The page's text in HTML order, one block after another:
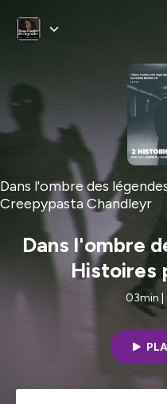
Dans l'ombre des
Creepypasta Chandleyr
Dans l'ombre
Histoires
03min |